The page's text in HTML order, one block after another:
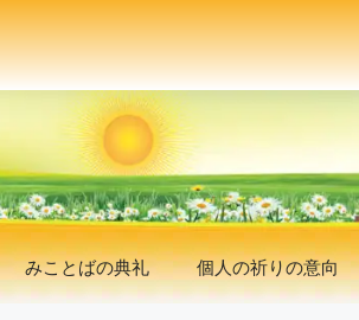
みことばの典礼 個人の祈りの意向